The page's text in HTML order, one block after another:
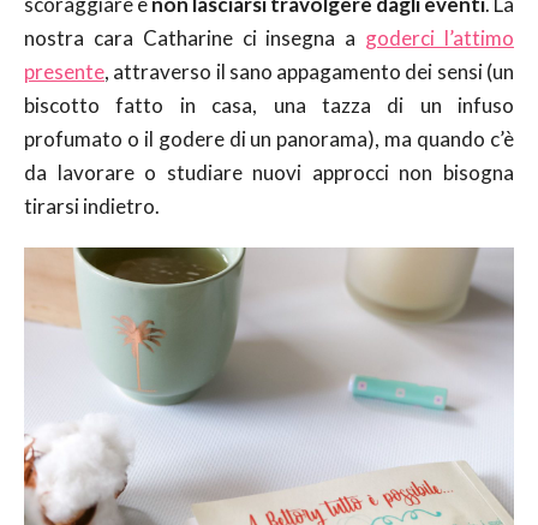
nostra cara Catharine ci insegna a goderci l’attimo
presente, attraverso il sano appagamento dei sensi (un
biscotto fatto in casa, una tazza di un infuso
profumato o il godere di un panorama), ma quando c’è
da lavorare o studiare nuovi approcci non bisogna
tirarsi indietro.